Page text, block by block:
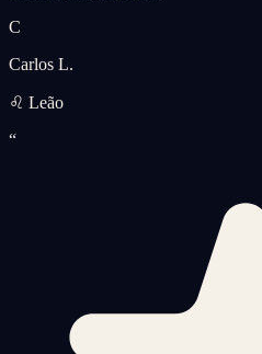
C
Carlos L.
♌ Leão
“